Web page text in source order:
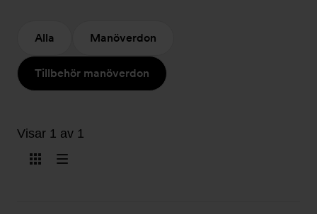
Alla Manöverdon
Tillbehör manöverdon
Visar 1 av 1
Visa
Visa